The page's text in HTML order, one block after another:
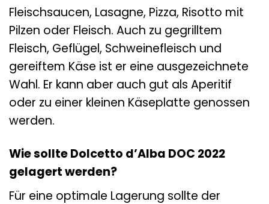
Fleischsaucen, Lasagne, Pizza, Risotto mit
Pilzen oder Fleisch. Auch zu gegrilltem
Fleisch, Geflügel, Schweinefleisch und
gereiftem Käse ist er eine ausgezeichnete
Wahl. Er kann aber auch gut als Aperitif
oder zu einer kleinen Käseplatte genossen
werden.
Wie sollte Dolcetto d’Alba DOC 2022
gelagert werden?
Für eine optimale Lagerung sollte der